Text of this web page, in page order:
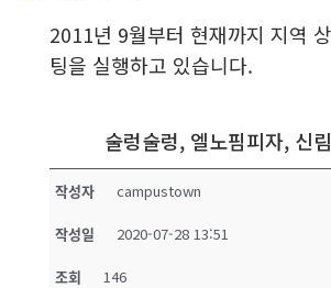
2011년 9월부터 현재까지 지역
팅을 실행하고 있습니다.
술렁술렁, 엘노핌피자, 신
작성자 campustown
작성일 2020-07-28 13:51
조회 146